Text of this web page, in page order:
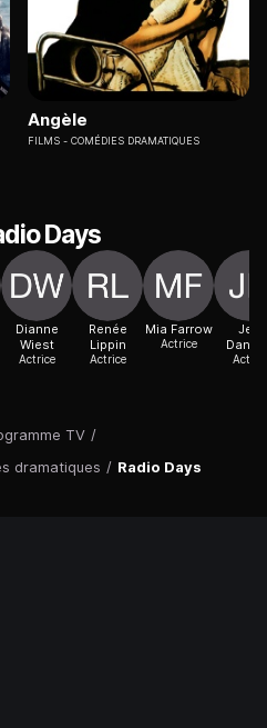
TV /
dramatiques / Radio Days
Angèle
FILMS COMÉDIES DRAMATIQUES
Days
Dianne
Wiest
Actrice
Renée
Lippin
Actrice
Mia Farrow
Actrice
Jeff
Acteur